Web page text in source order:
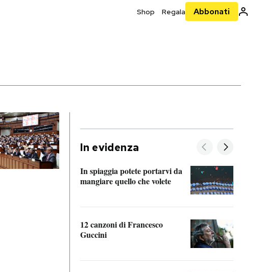
Shop Regala Abbonati
In evidenza
In spiaggia potete portarvi da
mangiare quello che volete
12 canzoni di Francesco
Guccini